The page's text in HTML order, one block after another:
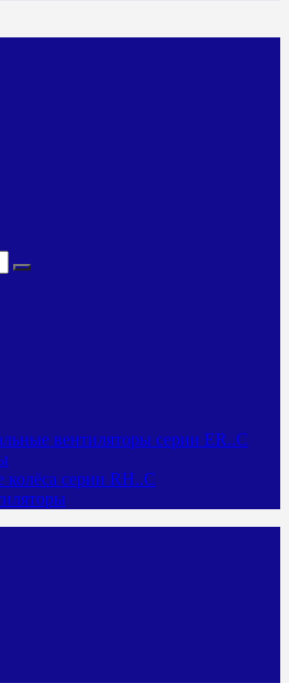
вентиляторы серии ER..C
колёса серии RH..C